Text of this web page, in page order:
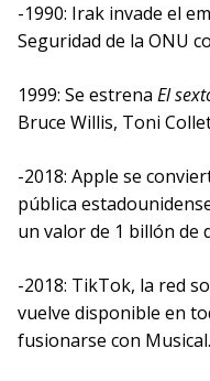
-1990: Irak invade el
Seguridad de la ONU
1999: Se estrena El
Bruce Willis, Toni
-2018: Apple se
pública
un valor de 1 billón de
-2018: TikTok, la red
vuelve disponible en
fusionarse con